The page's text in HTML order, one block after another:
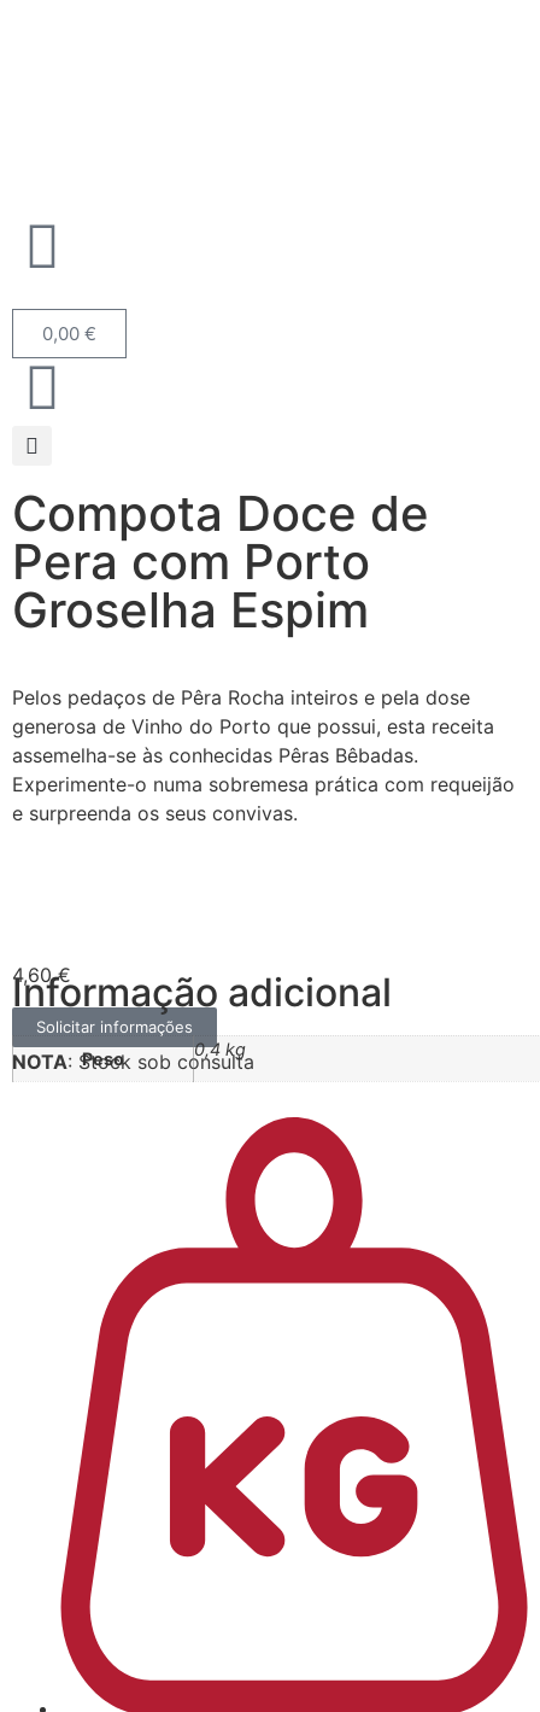
0,00 €
Compota Doce de
Pera com Porto
Groselha Espim
Pelos pedaços de Pêra Rocha inteiros e pela dose
generosa de Vinho do Porto que possui, esta receita
assemelha-se às conhecidas Pêras Bêbadas.
Experimente-o numa sobremesa prática com requeijão
e surpreenda os seus convivas.
4,60€
Solicitar informações
NOTA: Stock sob consulta
Informação adicional
Peso 0,4 kg